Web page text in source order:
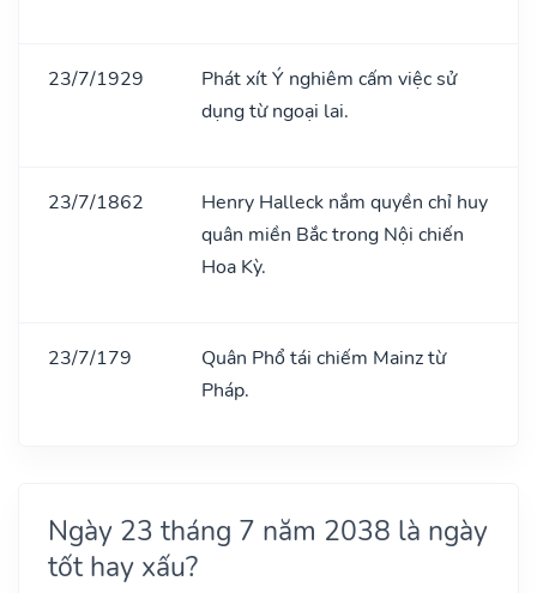
23/7/1929
Phát xít Ý nghiêm cấm việc sử
dụng từ ngoại lai.
23/7/1862
Henry Halleck nắm quyền chỉ huy
quân miền Bắc trong Nội chiến
Hoa Kỳ.
23/7/179
Quân Phổ tái chiếm Mainz từ
Pháp.
Ngày 23 tháng 7 năm 2038 là ngày
tốt hay xấu?